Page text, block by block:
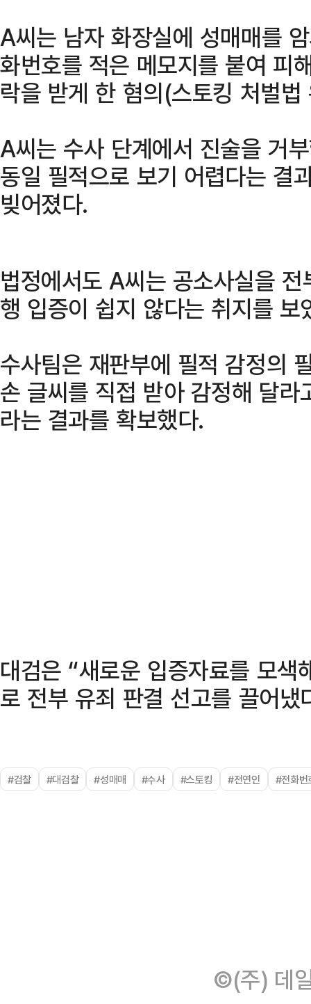
A씨는 남자 화장실에 성매매를
화번호를 적은 메모지를 붙여 피
락을 받게 한 혐의(스토킹 처벌
A씨는 수사 단계에서 진술을 거
동일 필적으로 보기 어렵다는 결
빚어졌다.
법정에서도 A씨는 공소사실을
행 입증이 쉽지 않다는 취지를 보
수사팀은 재판부에 필적 감정의
손 글씨를 직접 받아 감정해 달
라는 결과를 확보했다.
대검은 “새로운 입증자료를 모
로 전부 유죄 판결 선고를 끌어냈
#검찰 #대검찰 #성매매 #수사 #스토킹 #전연인 #전화번
©(주) 데